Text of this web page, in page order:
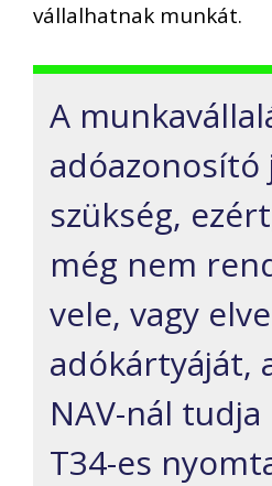
vállalhatnak munkát.
A
adóazonosító
szükség,
még nem
vele, vagy
adókártyáját,
NAV-nál
T34-es